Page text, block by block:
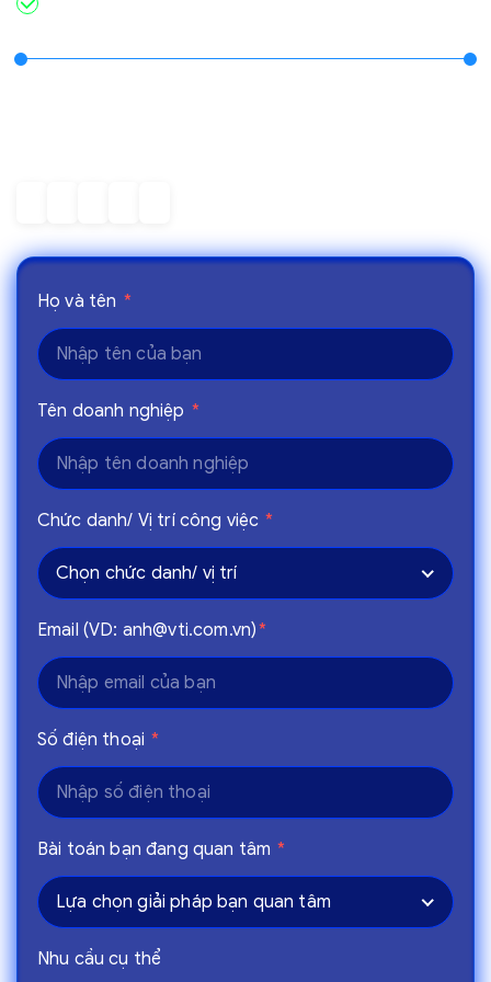
Họ và tên *
Tên doanh nghiệp *
Chức danh/ Vị trí công việc *
Chọn chức danh/ vị trí
Email (VD: anh@vti.com.vn)*
Số điện thoại *
Bài toán bạn đang quan tâm *
Lựa chọn giải pháp bạn quan tâm
Nhu cầu cụ thể